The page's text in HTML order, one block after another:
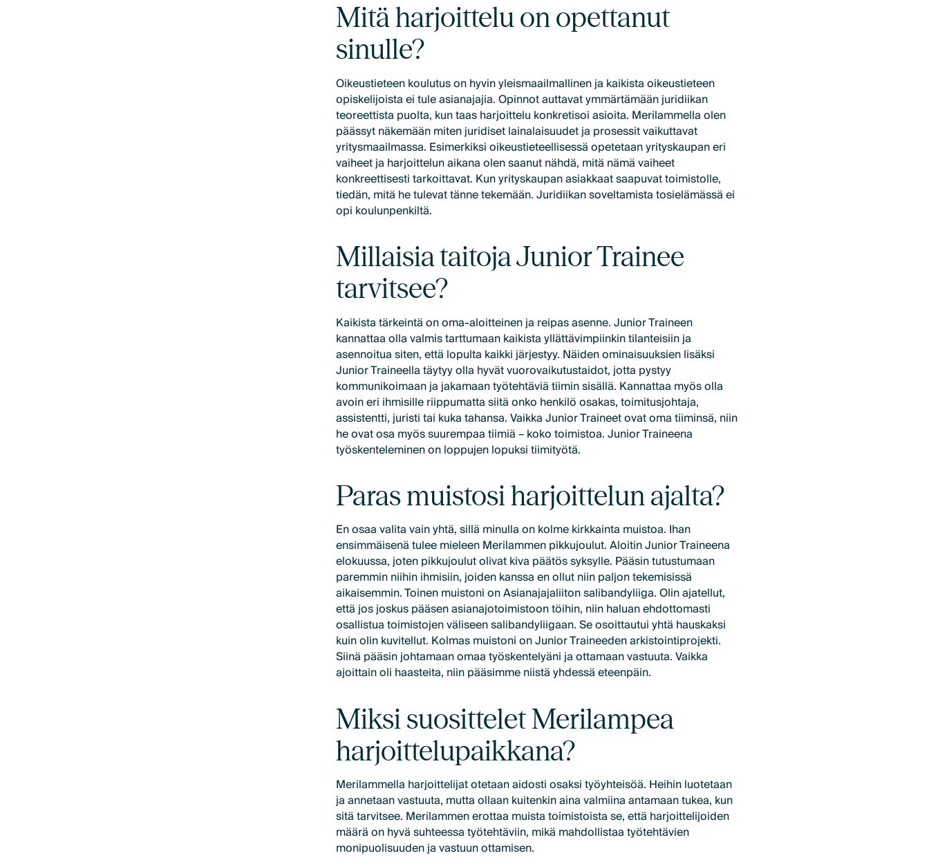
Mitä harjoittelu on opettanut
sinulle?
Oikeustieteen koulutus on hyvin yleismaailmallinen ja kaikista oikeustieteen
opiskelijoista ei tule asianajajia. Opinnot auttavat ymmärtämään juridiikan
teoreettista puolta, kun taas harjoittelu konkretisoi asioita. Merilammella olen
päässyt näkemään miten juridiset lainalaisuudet ja prosessit vaikuttavat
yritysmaailmassa. Esimerkiksi oikeustieteellisessä opetetaan yrityskaupan eri
vaiheet ja harjoittelun aikana olen saanut nähdä, mitä nämä vaiheet
konkreettisesti tarkoittavat. Kun yrityskaupan asiakkaat saapuvat toimistolle,
tiedän, mitä he tulevat tänne tekemään. Juridiikan soveltamista tosielämässä ei
opi koulunpenkiltä.
Millaisia taitoja Junior Trainee
tarvitsee?
Kaikista tärkeintä on oma-aloitteinen ja reipas asenne. Junior Traineen
kannattaa olla valmis tarttumaan kaikista yllättävimpiinkin tilanteisiin ja
asennoitua siten, että lopulta kaikki järjestyy. Näiden ominaisuuksien lisäksi
Junior Traineella täytyy olla hyvät vuorovaikutustaidot, jotta pystyy
kommunikoimaan ja jakamaan työtehtäviä tiimin sisällä. Kannattaa myös olla
avoin eri ihmisille riippumatta siitä onko henkilö osakas, toimitusjohtaja,
assistentti, juristi tai kuka tahansa. Vaikka Junior Traineet ovat oma tiiminsä, niin
he ovat osa myös suurempaa tiimiä – koko toimistoa. Junior Traineena
työskenteleminen on loppujen lopuksi tiimityötä.
Paras muistosi harjoittelun ajalta?
En osaa valita vain yhtä, sillä minulla on kolme kirkkainta muistoa. Ihan
ensimmäisenä tulee mieleen Merilammen pikkujoulut. Aloitin Junior Traineena
elokuussa, joten pikkujoulut olivat kiva päätös syksylle. Pääsin tutustumaan
paremmin niihin ihmisiin, joiden kanssa en ollut niin paljon tekemisissä
aikaisemmin. Toinen muistoni on Asianajajaliiton salibandyliiga. Olin ajatellut,
että jos joskus pääsen asianajotoimistoon töihin, niin haluan ehdottomasti
osallistua toimistojen väliseen salibandyliigaan. Se osoittautui yhtä hauskaksi
kuin olin kuvitellut. Kolmas muistoni on Junior Traineeden arkistointiprojekti.
Siinä pääsin johtamaan omaa työskentelyäni ja ottamaan vastuuta. Vaikka
ajoittain oli haasteita, niin pääsimme niistä yhdessä eteenpäin.
Miksi suosittelet Merilampea
harjoittelupaikkana?
Merilammella harjoittelijat otetaan aidosti osaksi työyhteisöä. Heihin luotetaan
ja annetaan vastuuta, mutta ollaan kuitenkin aina valmiina antamaan tukea, kun
sitä tarvitsee. Merilammen erottaa muista toimistoista se, että harjoittelijoiden
määrä on hyvä suhteessa työtehtäviin, mikä mahdollistaa työtehtävien
monipuolisuuden ja vastuun ottamisen.